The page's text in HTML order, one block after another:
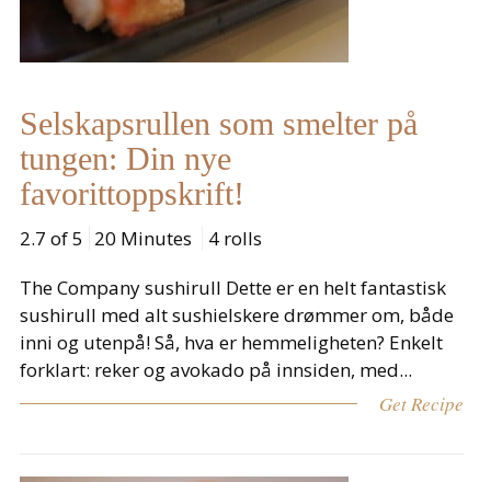
Selskapsrullen som smelter på
tungen: Din nye
favorittoppskrift!
2.7 of 5 20 Minutes
4 rolls
The Company sushirull Dette er en helt fantastisk
sushirull med alt sushielskere drømmer om, både
inni og utenpå! Så, hva er hemmeligheten? Enkelt
forklart: reker og avokado på innsiden, med...
Get Recipe